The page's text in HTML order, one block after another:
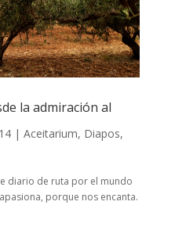
la admiración al
| Aceitarium, Diapos,
diario de ruta por el mundo
porque nos encanta.